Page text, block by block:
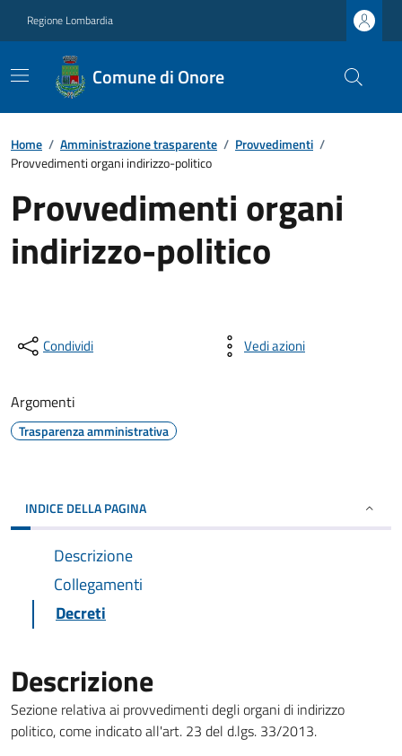
Regione Lombardia
Comune di Onore
Home / Amministrazione trasparente / Provvedimenti /
Provvedimenti organi indirizzo-politico
Provvedimenti organi
indirizzo-politico
Condividi Vedi azioni
Argomenti
Trasparenza amministrativa
INDICE DELLA PAGINA
Descrizione
Collegamenti
Decreti
Descrizione
Sezione relativa ai provvedimenti degli organi di indirizzo
politico, come indicato all'art. 23 del d.lgs. 33/2013.